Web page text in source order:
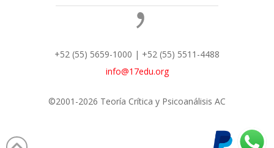
+52 (55) 5659-1000 | +52 (55) 5511-4488
info@17edu.org
©2001-2026 Teoría Crítica y Psicoanálisis AC